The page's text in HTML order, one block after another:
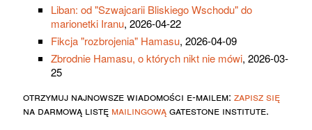
Liban: od "Szwajcarii Bliskiego Wschodu" do
marionetki Iranu, 2026-04-22
Fikcja "rozbrojenia" Hamasu, 2026-04-09
Zbrodnie Hamasu, o których nikt nie mówi, 2026-03-
25
otrzymuj najnowsze wiadomości e-mailem: zapisz się
na darmową listę mailingowągatestone institute.